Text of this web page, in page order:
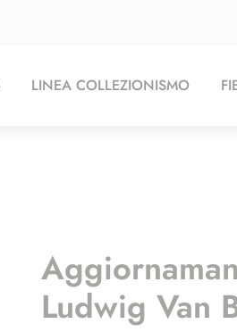
LINEA COLLEZIONISMO
Ludwig Van